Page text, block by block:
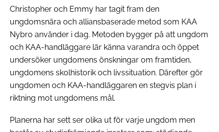
Christopher och Emmy har tagit fram den
ungdomsnära och alliansbaserade metod som KAA
Nybro använder i dag. Metoden bygger på att ungdom
och KAA-handläggare lär känna varandra och öppet
undersöker ungdomens önskningar om framtiden,
ungdomens skolhistorik och livssituation. Därefter gör
ungdomen och KAA-handläggaren en stegvis plan i
riktning mot ungdomens mål.
Planerna har sett ser olika ut för varje ungdom men